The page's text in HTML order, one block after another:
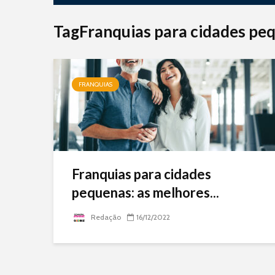
TagFranquias para cidades
FRANQUIAS
Franquias para cidades
pequenas: as melhores...
Redação 16/12/2022